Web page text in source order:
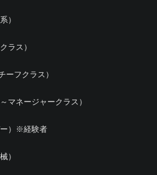
）
ラス）
ーフクラス）
マネージャークラス）
ー）※経験者
）